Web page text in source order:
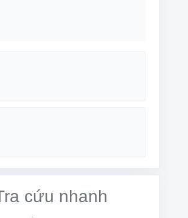
cứu nhanh